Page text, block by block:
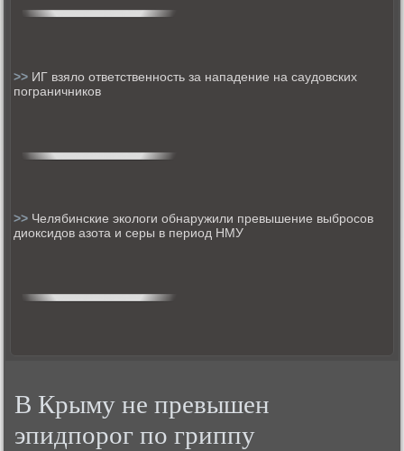
>> ИГ взяло ответственность за нападение на саудовских
пограничников
>> Челябинские экологи обнаружили превышение выбросов
диоксидов азота и серы в период НМУ
В Крыму не превышен
эпидпорог по гриппу